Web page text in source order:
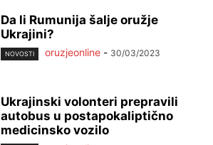
Da li Rumunija šalje oružje
Ukrajini?
NOVOSTI oruzjeonline - 30/03/2023
Ukrajinski volonteri prepravili
autobus u postapokaliptično
medicinsko vozilo